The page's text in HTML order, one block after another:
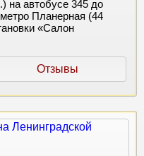
на автобусе 345 до
Планерная (44
«Салон
Отзывы